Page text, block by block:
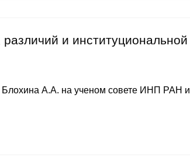
и институциональной
Блохина А.А. на ученом совете ИНП РАН и